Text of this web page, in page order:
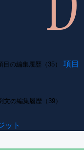
目の編集履歴（35）
項目
文の編集履歴（39）
ット